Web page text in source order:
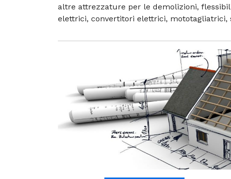
altre attrezzature per le demolizioni,
elettrici, convertitori elettrici, mototagliatrici,